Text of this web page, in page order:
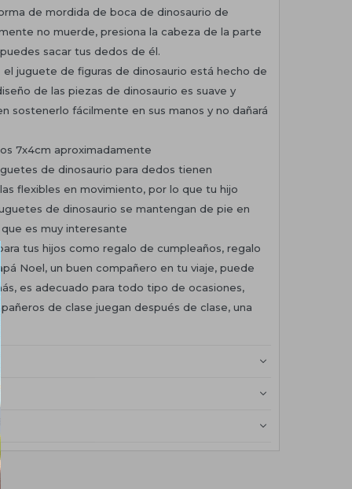
de mordida de boca de dinosaurio de
no muerde, presiona la cabeza de la parte
sacar tus dedos de él.
el juguete de figuras de dinosaurio está hecho de
de las piezas de dinosaurio es suave y
sostenerlo fácilmente en sus manos y no dañará
7x4cm aproximadamente
de dinosaurio para dedos tienen
flexibles en movimiento, por lo que tu hijo
de dinosaurio se mantengan de pie en
es muy interesante
tus hijos como regalo de cumpleaños, regalo
Noel, un buen compañero en tu viaje, puede
es adecuado para todo tipo de ocasiones,
de clase juegan después de clase, una